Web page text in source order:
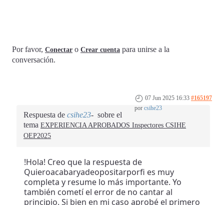
Por favor, Conectar o Crear cuenta para unirse a la
conversación.
07 Jun 2025 16:33 #165197
por csihe23
Respuesta de csihe23
sobre el
tema EXPERIENCIA APROBADOS Inspectores CSIHE
OEP2025
!Hola! Creo que la respuesta de
Quieroacabaryadeopositarporfi es muy
completa y resume lo más importante. Yo
también cometí el error de no cantar al
principio. Si bien en mi caso aprobé el primero